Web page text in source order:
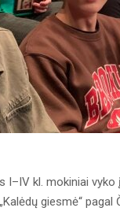
I–IV kl. mokiniai
giesmė“ pagal